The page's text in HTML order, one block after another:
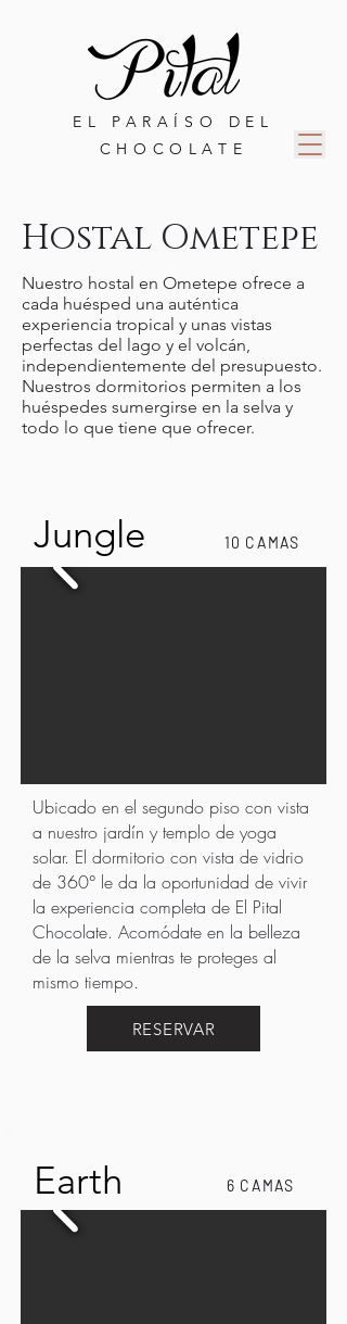
EL PARAÍSO DEL
CHOCOLATE
Hostal Ometepe
Nuestro hostal en Ometepe ofrece a
cada huésped una auténtica
experiencia tropical y unas vistas
perfectas del lago y el volcán,
independientemente del presupuesto.
Nuestros dormitorios permiten a los
huéspedes sumergirse en la selva y
todo lo que tiene que ofrecer.
Jungle 10 CAMAS
Ubicado en el segundo piso con vista
a nuestro jardín y templo de yoga
solar. El dormitorio con vista de vidrio
de 360° le da la oportunidad de vivir
la experiencia completa de El Pital
Chocolate. Acomódate en la belleza
de la selva mientras te proteges al
mismo tiempo.
RESERVAR
Earth 6 CAMAS